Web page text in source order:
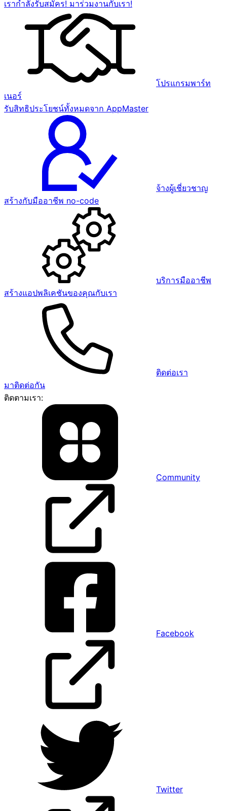
เรากำลังรับสมัคร! มาร่วมงานกับเรา!
โปรแกรมพาร์ท
เนอร์
รับสิทธิประโยชน์ทั้งหมดจาก AppMaster
จ้างผู้เชี่ยวชาญ
สร้างกับมืออาชีพ no-code
บริการมืออาชีพ
สร้างแอปพลิเคชันของคุณกับเรา
ติดต่อเรา
มาติดต่อกัน
ติดตามเรา:
Community
Facebook
Twitter